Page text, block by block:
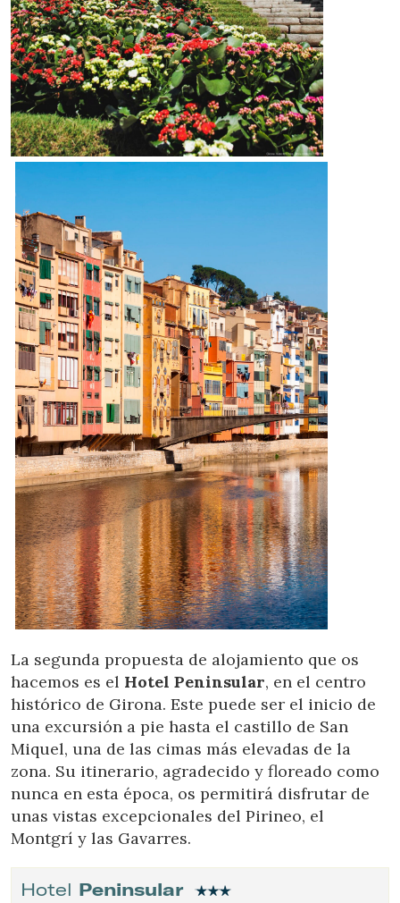
La segunda propuesta de alojamiento que os
hacemos es el Hotel Peninsular, en el centro
histórico de Girona. Este puede ser el inicio de
una excursión a pie hasta el castillo de San
Miquel, una de las cimas más elevadas de la
zona. Su itinerario, agradecido y floreado como
nunca en esta época, os permitirá disfrutar de
unas vistas excepcionales del Pirineo, el
Montgrí y las Gavarres.
Hotel Peninsular
Modify cookies
Technical and functional
Always active
This website uses its own Cookies to collect information in
order to improve our services. If you continue browsing,
you accept their installation. The user has the possibility of
configuring his browser, being able, if he so wishes, to
prevent them from being installed on his hard drive,
Analytics and personalization
They allow the monitoring and analysis of the behavior of
the users of this website. The information collected
through this type of cookies is used to measure the activity
of the web for the elaboration of user navigation profiles in
order to introduce improvements based on the analysis of
the usage data made by the users of the service. They
allow us to save the user's preference information to
improve the quality of our services and to offer a better
experience through recommended products.
Marketing and advertising
These cookies are used to store information about the
preferences and personal choices of the user through the
continuous observation of their browsing habits. Thanks to
them, we can know the browsing habits on the website and
display advertising related to the user's browsing profile.